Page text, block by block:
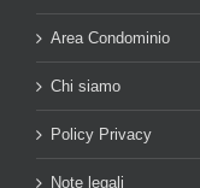
Area Condominio
Chi siamo
Policy Privacy
Note legali